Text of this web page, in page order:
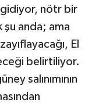
gidiyor, nötr bir
şu anda; ama
El
belirtiliyor.
salınımının